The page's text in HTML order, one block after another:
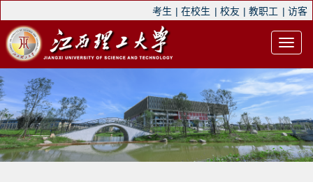
考生 | 在校生 | 校友 | 教职工 | 访客